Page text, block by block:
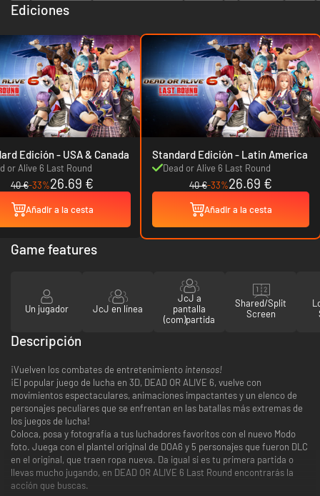
Ediciones
Standard Edición - USA & Canada
or Alive 6 Last Round
40 €-33%26.69 €
Añadir a la cesta
Standard Edición - Latin America
Dead or Alive 6 Last Round
40 €-33%26.69 €
Añadir a la cesta
Game features
Un jugador JcJ en línea
JcJ a
pantalla
(com)partida
Shared/Split
Screen
Descripción
¡Vuelven los combates de entretenimiento intensos!
¡El popular juego de lucha en 3D, DEAD OR ALIVE 6, vuelve con
movimientos espectaculares, animaciones impactantes y un elenco de
personajes peculiares que se enfrentan en las batallas más extremas de
los juegos de lucha!
Coloca, posa y fotografía a tus luchadores favoritos con el nuevo Modo
foto. Juega con el plantel original de DOA6 y 5 personajes que fueron DLC
en el original, que traen ropa nueva. Da igual si es tu primera partida o
llevas mucho jugando, en DEAD OR ALIVE 6 Last Round encontrarás la
acción que buscas.